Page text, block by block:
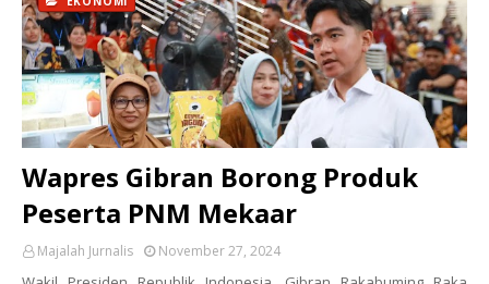
Wapres Gibran Borong Produk
Peserta PNM Mekaar
Majalah Jurnalis November 27, 2024